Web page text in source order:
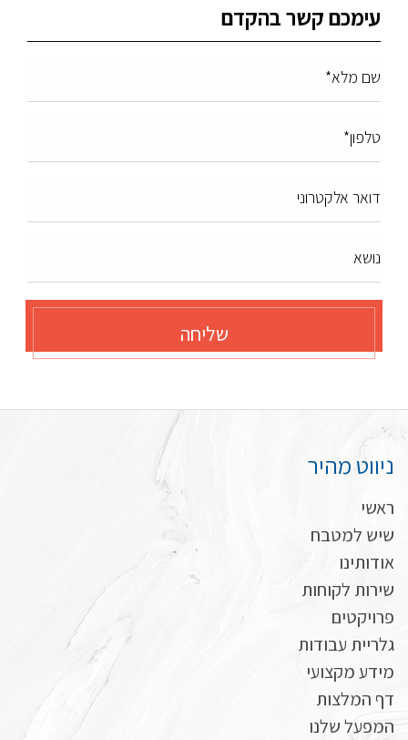
עימכם קשר בהקדם
שם מלא*
טלפון*
דואר אלקטרוני
נושא
שליחה
ניווט מהיר
ראשי
שיש למטבח
אודותינו
שירות לקוחות
פרויקטים
גלריית עבודות
מידע מקצועי
דף המלצות
המפעל שלנו